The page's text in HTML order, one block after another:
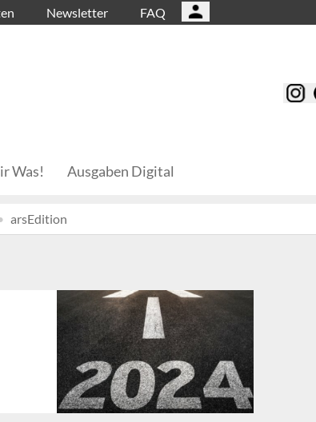
Newsletter FAQ
Was! Ausgaben Digital
arsEdition